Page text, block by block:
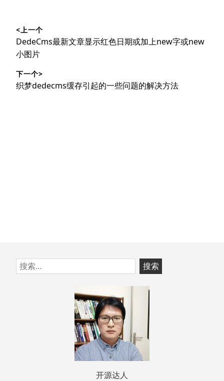
章
导
航
<上一个
上
篇
章：
DedeCms最新文章显示红色日期或加上new字或new
小图片
下一个>
下
织梦dedecms缓存引起的一些问题的解决方法
跳
至
搜
索：
开源达人